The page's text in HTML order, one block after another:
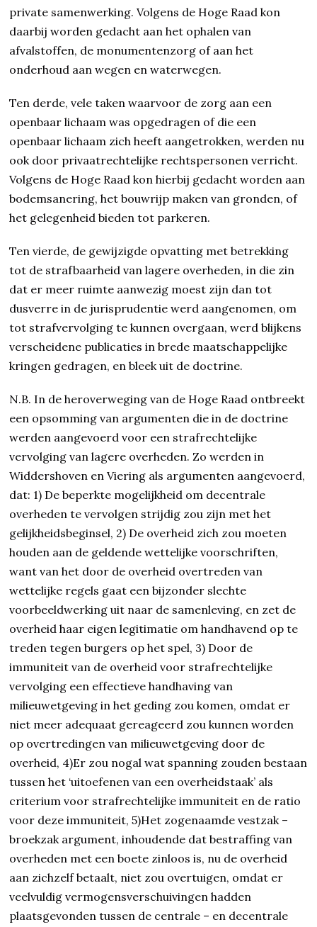
private samenwerking. Volgens de Hoge Raad kon
daarbij worden gedacht aan het ophalen van
afvalstoffen, de monumentenzorg of aan het
onderhoud aan wegen en waterwegen.
Ten derde, vele taken waarvoor de zorg aan een
openbaar lichaam was opgedragen of die een
openbaar lichaam zich heeft aangetrokken, werden nu
ook door privaatrechtelijke rechtspersonen verricht.
Volgens de Hoge Raad kon hierbij gedacht worden aan
bodemsanering, het bouwrijp maken van gronden, of
het gelegenheid bieden tot parkeren.
Ten vierde, de gewijzigde opvatting met betrekking
tot de strafbaarheid van lagere overheden, in die zin
dat er meer ruimte aanwezig moest zijn dan tot
dusverre in de jurisprudentie werd aangenomen, om
tot strafvervolging te kunnen overgaan, werd blijkens
verscheidene publicaties in brede maatschappelijke
kringen gedragen, en bleek uit de doctrine.
N.B. In de heroverweging van de Hoge Raad ontbreekt
een opsomming van argumenten die in de doctrine
werden aangevoerd voor een strafrechtelijke
vervolging van lagere overheden. Zo werden in
Widdershoven en Viering als argumenten aangevoerd,
dat: 1) De beperkte mogelijkheid om decentrale
overheden te vervolgen strijdig zou zijn met het
gelijkheidsbeginsel, 2) De overheid zich zou moeten
houden aan de geldende wettelijke voorschriften,
want van het door de overheid overtreden van
wettelijke regels gaat een bijzonder slechte
voorbeeldwerking uit naar de samenleving, en zet de
overheid haar eigen legitimatie om handhavend op te
treden tegen burgers op het spel, 3) Door de
immuniteit van de overheid voor strafrechtelijke
vervolging een effectieve handhaving van
milieuwetgeving in het geding zou komen, omdat er
niet meer adequaat gereageerd zou kunnen worden
op overtredingen van milieuwetgeving door de
overheid, 4)Er zou nogal wat spanning zouden bestaan
tussen het ‘uitoefenen van een overheidstaak’ als
criterium voor strafrechtelijke immuniteit en de ratio
voor deze immuniteit, 5)Het zogenaamde vestzak –
broekzak argument, inhoudende dat bestraffing van
overheden met een boete zinloos is, nu de overheid
aan zichzelf betaalt, niet zou overtuigen, omdat er
veelvuldig vermogensverschuivingen hadden
plaatsgevonden tussen de centrale – en decentrale